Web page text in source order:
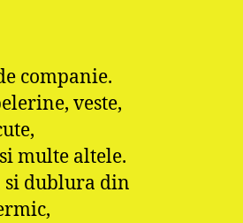
companie.
veste,
multe altele.
si dublura din